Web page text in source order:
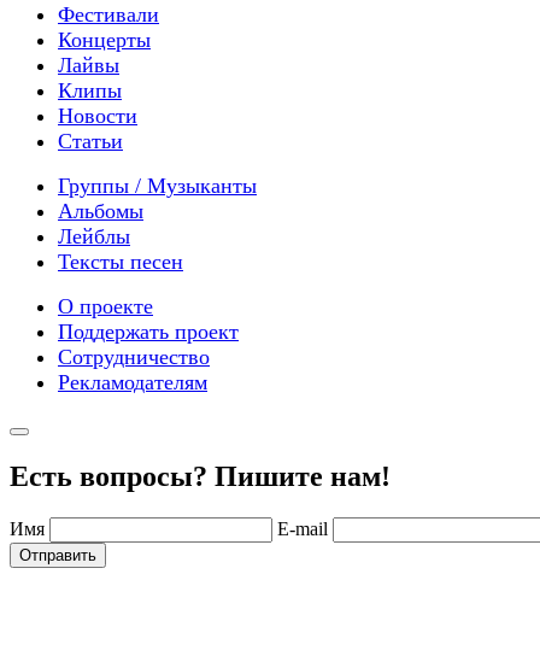
Фестивали
Концерты
Лайвы
Клипы
Новости
Статьи
Группы / Музыканты
Альбомы
Лейблы
Тексты песен
О проекте
Поддержать проект
Сотрудничество
Рекламодателям
Есть вопросы? Пишите нам!
Имя E-mail